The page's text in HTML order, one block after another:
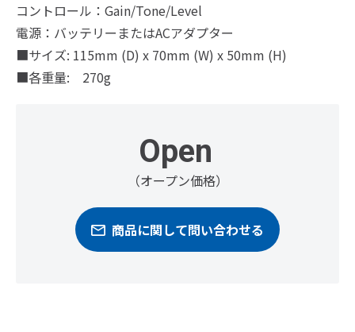
コントロール：Gain/Tone/Level
電源：バッテリーまたはACアダプター
■サイズ: 115mm (D) x 70mm (W) x 50mm (H)
■各重量: 270g
Open
（オープン価格）
商品に関して問い合わせる